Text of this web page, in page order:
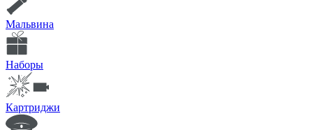
Мальвина
Наборы
Картриджи